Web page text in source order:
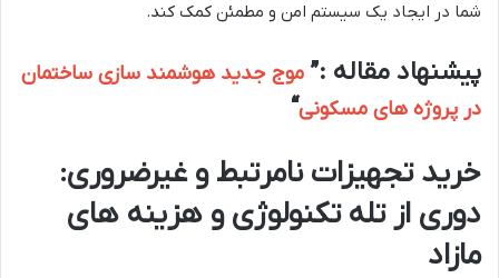
شما در ایجاد یک سیستم امن و مطمئن کمک کند.
پیشنهاد مقاله :” موج جدید هوشمند سازی ساختمان
در پروژه های مسکونی“
خرید تجهیزات نامرتبط و غیرضروری:
دوری از تله تکنولوژی و هزینه های
مازاد